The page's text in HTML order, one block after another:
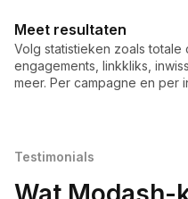
Meet resultaten
Volg statistieken zoals totale
engagements, linkkliks,
meer. Per campagne en per
Testimonials